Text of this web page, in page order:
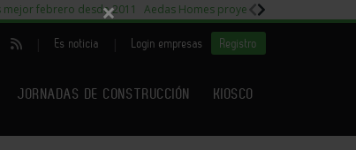
mejor febrero desde 2011 Aedas Homes proyecto Fiora
Es noticia Login empresas Registro
JORNADAS DE CONSTRUCCIÓN KIOSCO
×